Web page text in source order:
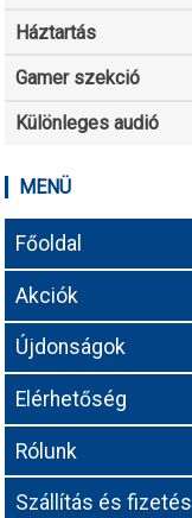
Háztartás
Gamer szekció
Különleges audió
MENÜ
Főoldal
Akciók
Újdonságok
Elérhetőség
Rólunk
Szállítás és fizetés